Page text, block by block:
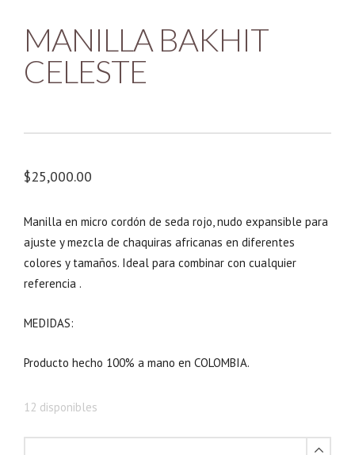
MANILLA BAKHIT
CELESTE
$25,000.00
Manilla en micro cordón de seda rojo, nudo expansible para
ajuste y mezcla de chaquiras africanas en diferentes
colores y tamaños. Ideal para combinar con cualquier
referencia .
MEDIDAS:
Producto hecho 100% a mano en COLOMBIA.
12 disponibles